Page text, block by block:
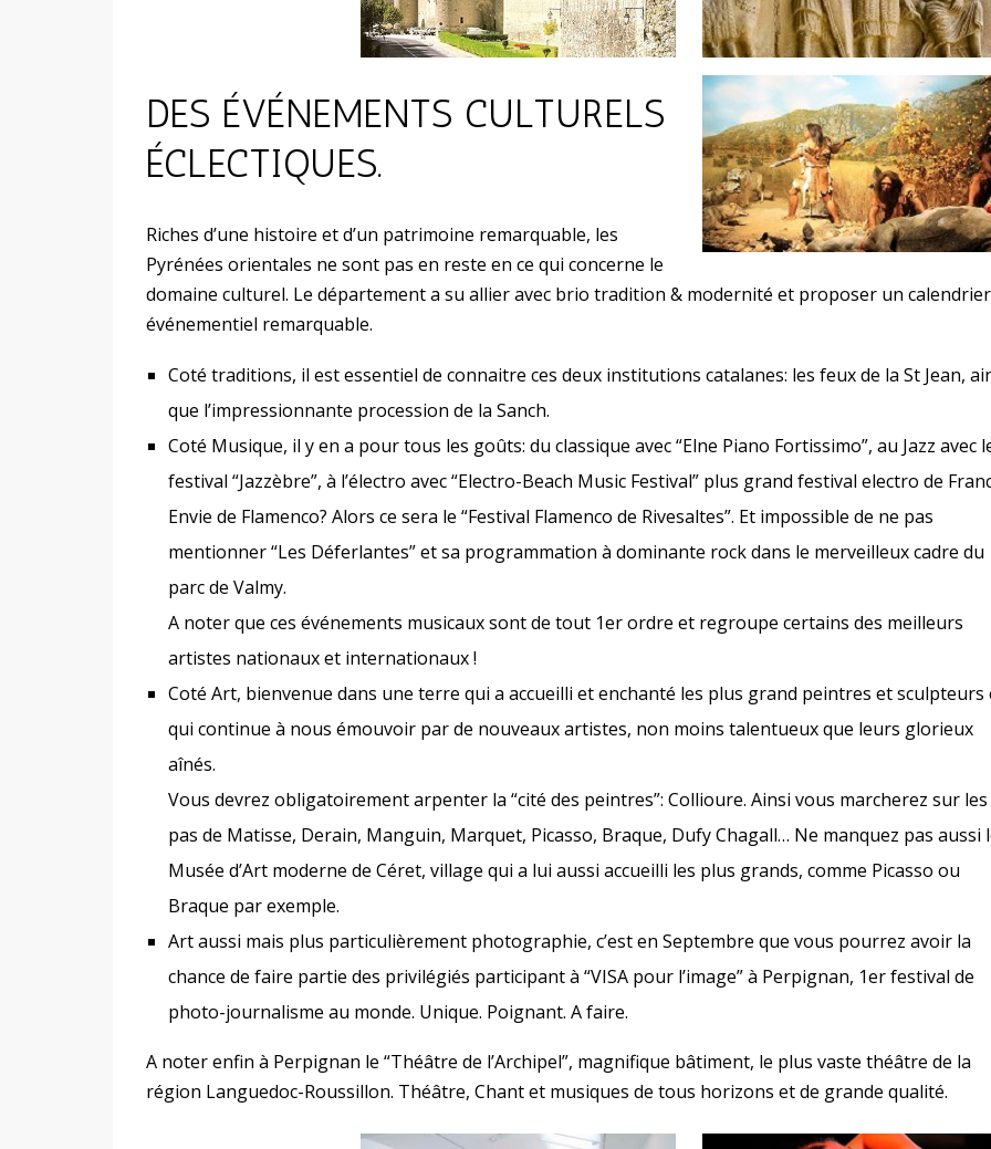
DES ÉVÉNEMENTS CULTURELS
ÉCLECTIQUES.
Riches d’une histoire et d’un patrimoine remarquable, les
Pyrénées orientales ne sont pas en reste en ce qui concerne le
domaine culturel. Le département a su allier avec brio tradition & modernité et proposer un calendrier
événementiel remarquable.
Coté traditions, il est essentiel de connaitre ces deux institutions catalanes: les feux de la St Jean,
que l’impressionnante procession de la Sanch.
Coté Musique, il y en a pour tous les goûts: du classique avec “Elne Piano Fortissimo”, au Jazz avec
festival “Jazzèbre”, à l’électro avec “Electro-Beach Music Festival” plus grand festival electro de
Envie de Flamenco? Alors ce sera le “Festival Flamenco de Rivesaltes”. Et impossible de ne pas
mentionner “Les Déferlantes” et sa programmation à dominante rock dans le merveilleux cadre du
parc de Valmy.
A noter que ces événements musicaux sont de tout 1er ordre et regroupe certains des meilleurs
artistes nationaux et internationaux !
Coté Art, bienvenue dans une terre qui a accueilli et enchanté les plus grand peintres et sculpteurs
qui continue à nous émouvoir par de nouveaux artistes, non moins talentueux que leurs glorieux
aînés.
Vous devrez obligatoirement arpenter la “cité des peintres”: Collioure. Ainsi vous marcherez sur les
pas de Matisse, Derain, Manguin, Marquet, Picasso, Braque, Dufy Chagall… Ne manquez pas aussi
Musée d’Art moderne de Céret, village qui a lui aussi accueilli les plus grands, comme Picasso ou
Braque par exemple.
Art aussi mais plus particulièrement photographie, c’est en Septembre que vous pourrez avoir la
chance de faire partie des privilégiés participant à “VISA pour l’image” à Perpignan, 1er festival de
photo-journalisme au monde. Unique. Poignant. A faire.
A noter enfin à Perpignan le “Théâtre de l’Archipel”, magnifique bâtiment, le plus vaste théâtre de la
région Languedoc-Roussillon. Théâtre, Chant et musiques de tous horizons et de grande qualité.